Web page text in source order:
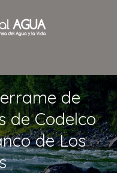
de
de Codelco
de Los